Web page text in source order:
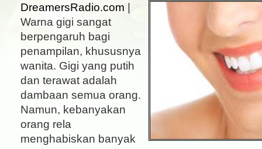
DreamersRadio.com |
Warna gigi sangat
berpengaruh bagi
penampilan, khususnya
wanita. Gigi yang putih
dan terawat adalah
dambaan semua orang.
Namun, kebanyakan
orang rela
menghabiskan banyak